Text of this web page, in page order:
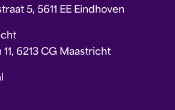
5, 5611 EE Eindhoven
6213 CG Maastricht